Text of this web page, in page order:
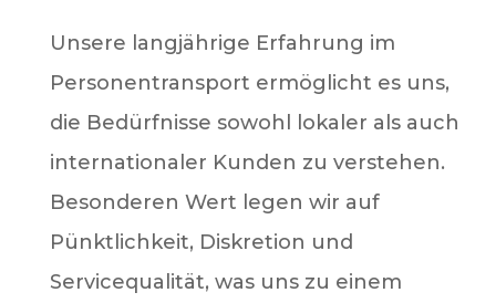
Unsere langjährige Erfahrung im
Personentransport ermöglicht es uns,
die Bedürfnisse sowohl lokaler als auch
internationaler Kunden zu verstehen.
Besonderen Wert legen wir auf
Pünktlichkeit, Diskretion und
Servicequalität, was uns zu einem